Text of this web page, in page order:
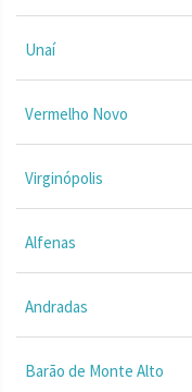
Unaí
Vermelho Novo
Virginópolis
Alfenas
Andradas
Barão de Monte Alto